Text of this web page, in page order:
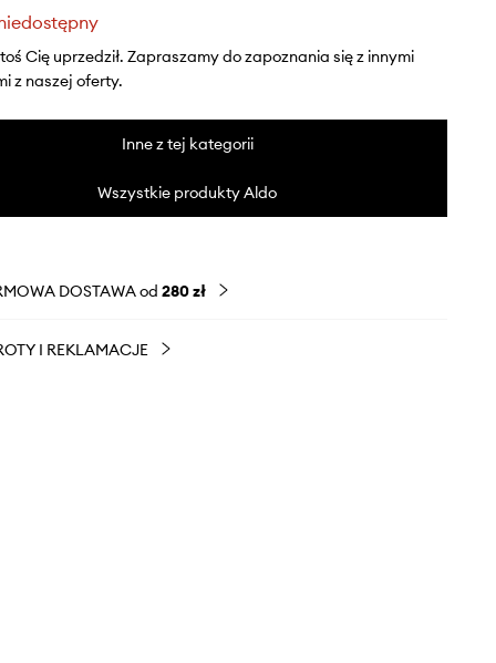
Cię uprzedził. Zapraszamy do zapoznania się z innymi
z naszej oferty.
Inne z tej kategorii
Wszystkie produkty Aldo
DOSTAWA od 280 zł
I REKLAMACJE